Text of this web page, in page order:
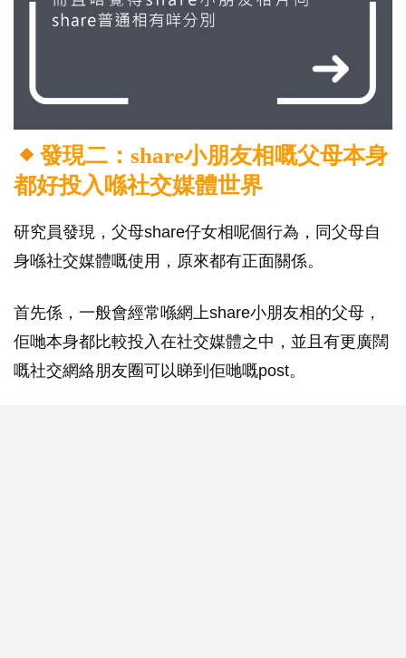
發現二：share小朋友相嘅父母本身
都好投入喺社交媒體世界
研究員發現，父母share仔女相呢個行為，同父母自
身喺社交媒體嘅使用，原來都有正面關係。
首先係，一般會經常喺網上share小朋友相的父母，
佢哋本身都比較投入在社交媒體之中，並且有更廣闊
嘅社交網絡朋友圈可以睇到佢哋嘅post。